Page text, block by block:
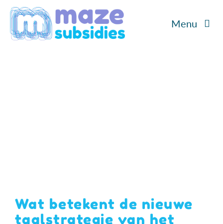
naar
Menu
Contact
Wat betekent de nieuwe
taalstrategie van het